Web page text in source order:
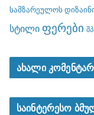
სამზარეულოს
სტილი ფერები
ახალი
საინტერესო